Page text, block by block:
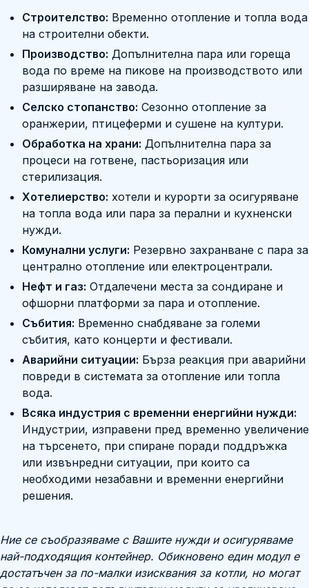
Строителство: Временно отопление и топла вода
на строителни обекти.
Производство: Допълнителна пара или гореща
вода по време на пикове на производството или
разширяване на завода.
Селско стопанство: Сезонно отопление за
оранжерии, птицеферми и сушене на култури.
Обработка на храни: Допълнителна пара за
процеси на готвене, пастьоризация или
стерилизация.
Хотелиерство: хотели и курорти за осигуряване
на топла вода или пара за перални и кухненски
нужди.
Комунални услуги: Резервно захранване с пара за
централно отопление или електроцентрали.
Нефт и газ: Отдалечени места за сондиране и
офшорни платформи за пара и отопление.
Събития: Временно снабдяване за големи
събития, като концерти и фестивали.
Аварийни ситуации: Бърза реакция при аварийни
повреди в системата за отопление или топла
вода.
Всяка индустрия с временни енергийни нужди:
Индустрии, изправени пред временно увеличение
на търсенето, при спиране поради поддръжка
или извънредни ситуации, при които са
необходими незабавни и временни енергийни
решения.
Ние се съобразяваме с Вашите нужди и осигуряваме
най-подходящия контейнер. Обикновено един модул е
достатъчен за по-малки изисквания за котли, но могат